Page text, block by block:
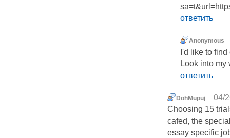
ответить
Anonymous
I'd lіke to
Look into my
ответить
DohMupuj
04/
Choosing 15
cafed, the
essay specific